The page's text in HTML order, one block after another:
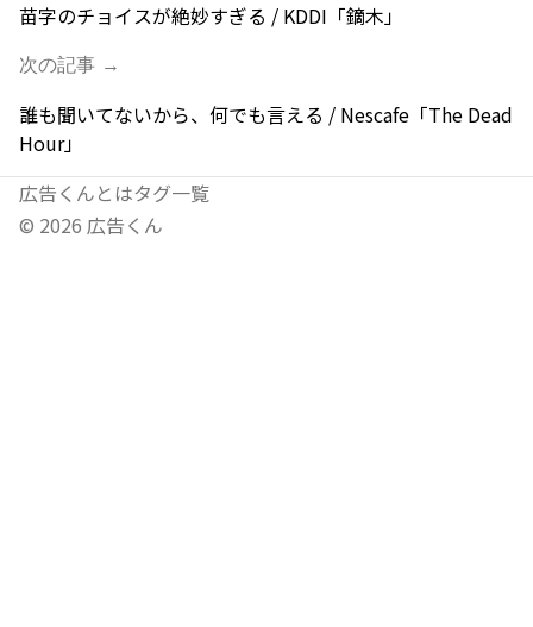
苗字のチョイスが絶妙すぎる / KDDI「鏑木」
次の記事 →
誰も聞いてないから、何でも言える / Nescafe「The Dead
Hour」
広告くんとはタグ一覧
© 2026 広告くん